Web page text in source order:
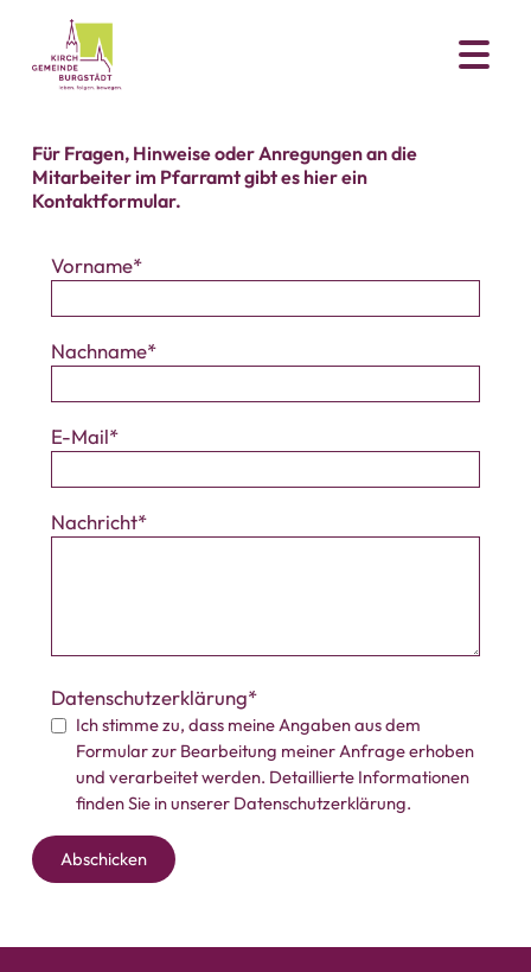
Für Fragen, Hinweise oder Anregungen an die
Mitarbeiter im Pfarramt gibt es hier ein
Kontaktformular.
Vorname
Nachname
E-Mail
Nachricht
Datenschutzerklärung
Ich stimme zu, dass meine Angaben aus dem
Formular zur Bearbeitung meiner Anfrage erhoben
und verarbeitet werden. Detaillierte Informationen
finden Sie in unserer Datenschutzerklärung.
Abschicken